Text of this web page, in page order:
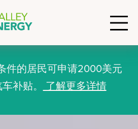
件的居民可申请2000美元
补贴。
了解更多详情